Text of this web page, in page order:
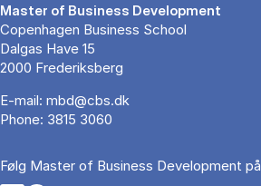
Master of Business Development
Copenhagen Business School
Dalgas Have 15
2000 Frederiksberg
E-mail: mbd@cbs.dk
Phone: 3815 3060
Følg Master of Business Development på